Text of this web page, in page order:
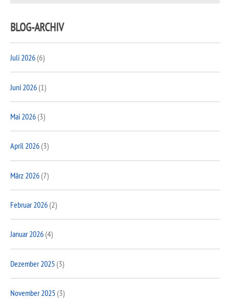
BLOG-ARCHIV
Juli 2026(6)
Juni 2026(1)
Mai 2026(3)
April 2026(3)
März 2026(7)
Februar 2026(2)
Januar 2026(4)
Dezember 2025 (3)
November 2025 (3)